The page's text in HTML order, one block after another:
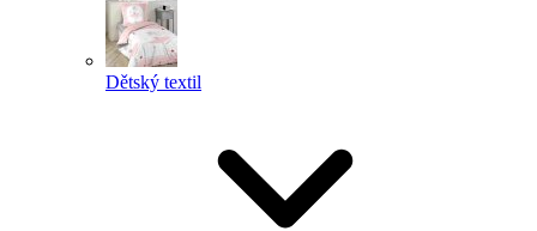
Dětský textil